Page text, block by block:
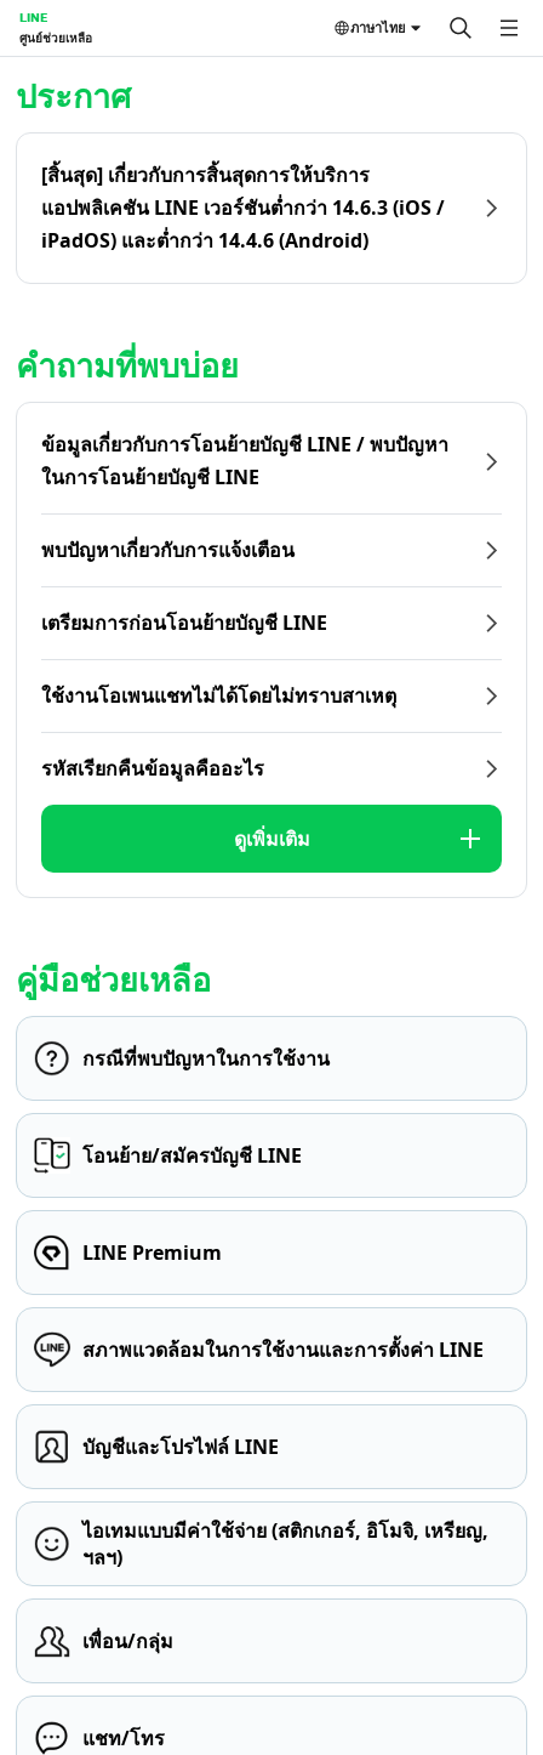
LINE
ศูนย์ช่วยเหลือ
ภาษาไทย
ประกาศ
[สิ้นสุด] เกี่ยวกับการสิ้นสุดการให้บริการ
แอปพลิเคชัน LINE เวอร์ชันต่ำกว่า 14.6.3 (iOS /
iPadOS) และต่ำกว่า 14.4.6 (Android)
คำถามที่พบบ่อย
ข้อมูลเกี่ยวกับการโอนย้ายบัญชี LINE / พบปัญหา
ในการโอนย้ายบัญชี LINE
พบปัญหาเกี่ยวกับการแจ้งเตือน
เตรียมการก่อนโอนย้ายบัญชี LINE
ใช้งานโอเพนแชทไม่ได้โดยไม่ทราบสาเหตุ
รหัสเรียกคืนข้อมูลคืออะไร
ดูเพิ่มเติม
คู่มือช่วยเหลือ
กรณีที่พบปัญหาในการใช้งาน
โอนย้าย/สมัครบัญชี LINE
LINE Premium
สภาพแวดล้อมในการใช้งานและการตั้งค่า LINE
บัญชีและโปรไฟล์ LINE
ไอเทมแบบมีค่าใช้จ่าย (สติกเกอร์, อิโมจิ, เหรียญ,
ฯลฯ)
เพื่อน/กลุ่ม
แชท/โทร